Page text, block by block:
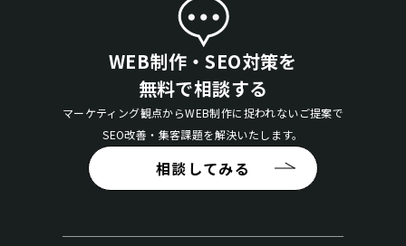
WEB制作・SEO対策を
無料で相談する
マーケティング観点からWEB制作に捉われないご提案で
SEO改善・集客課題を解決いたします。
相談してみる